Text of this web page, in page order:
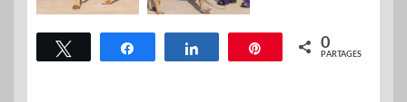
Tweetez Partagez Partagez Épingle 0
PARTAGES